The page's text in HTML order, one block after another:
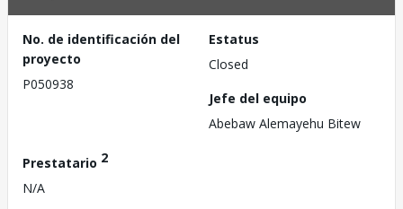
No. de identificación del
proyecto
P050938
Estatus
Closed
Jefe del equipo
Abebaw Alemayehu Bitew
Prestatario 2
N/A